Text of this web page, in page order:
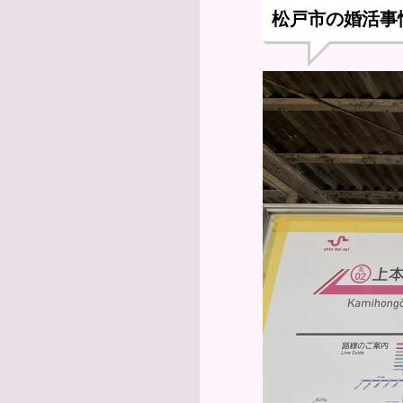
松戸市の婚活事